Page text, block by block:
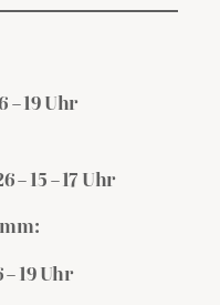
– 19 Uhr
– 15 – 17 Uhr
19 Uhr